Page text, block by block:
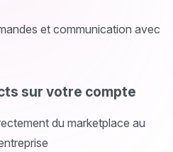
et communication avec
sur votre compte
du marketplace au